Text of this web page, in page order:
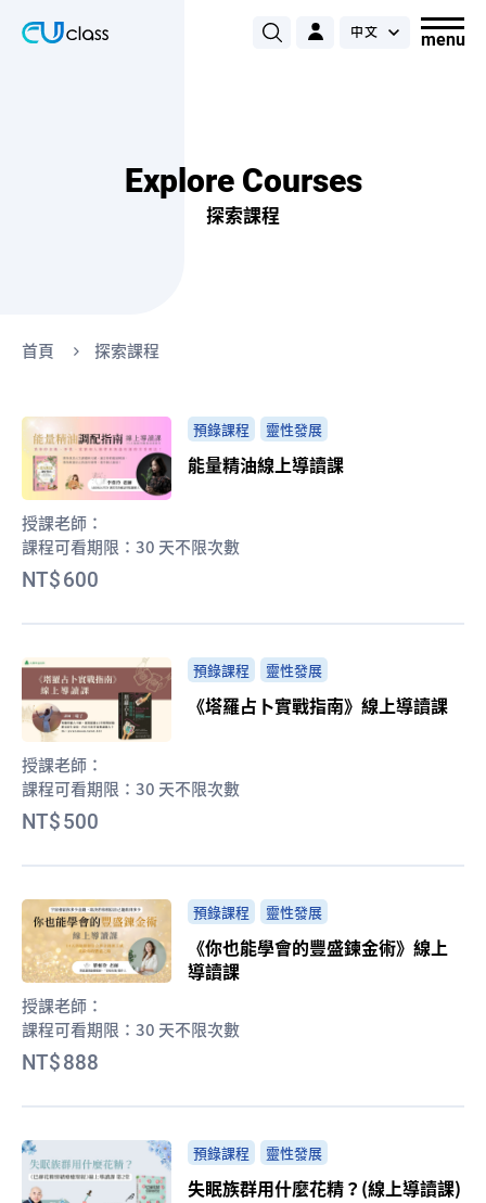
Explore Courses
探索課程
首頁 探索課程
預錄課程 靈性發展
能量精油線上導讀課
授課老師：
課程可看期限： 30 天不限次數
600
預錄課程 靈性發展
《塔羅占卜實戰指南》線上導讀課
授課老師：
課程可看期限： 30 天不限次數
500
預錄課程 靈性發展
《你也能學會的豐盛鍊金術》線上
導讀課
授課老師：
課程可看期限： 30 天不限次數
888
預錄課程 靈性發展
失眠族群用什麼花精？(線上導讀課)